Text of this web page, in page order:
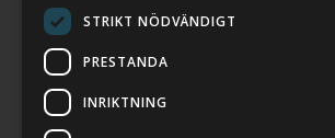
2026. ALL RIGHTS RESERVED.
STRIKT NÖDVÄNDIGT
PRESTANDA
INRIKTNING